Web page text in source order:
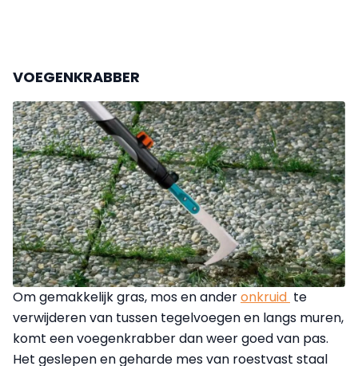
VOEGENKRABBER
Om gemakkelijk gras, mos en anderonkruid te
verwijderen van tussen tegelvoegen en langs muren,
komt een voegenkrabber dan weer goed van pas.
Het geslepen en geharde mes van roestvast staal